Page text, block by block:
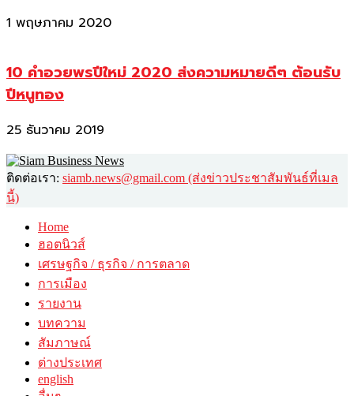
1 พฤษภาคม 2020
10 คำอวยพรปีใหม่ 2020 ส่งความหมายดีๆ ต้อนรับ
ปีหนูทอง
25 ธันวาคม 2019
ติดต่อเรา: siamb.news@gmail.com (ส่งข่าวประชาสัมพันธ์ที่เมล
นี้)
Home
ฮอตนิวส์
เศรษฐกิจ / ธุรกิจ / การตลาด
การเมือง
รายงาน
บทความ
สัมภาษณ์
ต่างประเทศ
english